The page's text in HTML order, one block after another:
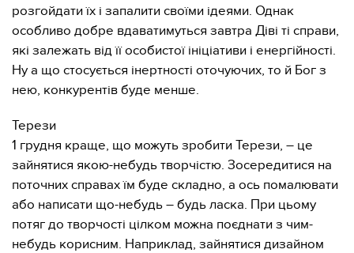
розгойдати їх і запалити своїми ідеями. Однак
особливо добре вдаватимуться завтра Діві ті справи,
які залежать від її особистої ініціативи і енергійності.
Ну а що стосується інертності оточуючих, то й Бог з
нею, конкурентів буде менше.
Терези
1 грудня краще, що можуть зробити Терези, – це
зайнятися якою-небудь творчістю. Зосередитися на
поточних справах їм буде складно, а ось помалювати
або написати що-небудь – будь ласка. При цьому
потяг до творчості цілком можна поєднати з чим-
небудь корисним. Наприклад, зайнятися дизайном